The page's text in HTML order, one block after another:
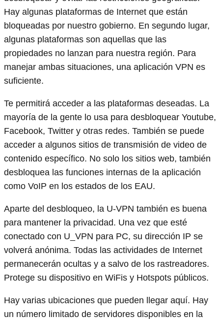
Hay algunas plataformas de Internet que están
bloqueadas por nuestro gobierno. En segundo lugar,
algunas plataformas son aquellas que las
propiedades no lanzan para nuestra región. Para
manejar ambas situaciones, una aplicación VPN es
suficiente.
Te permitirá acceder a las plataformas deseadas. La
mayoría de la gente lo usa para desbloquear Youtube,
Facebook, Twitter y otras redes. También se puede
acceder a algunos sitios de transmisión de video de
contenido específico. No solo los sitios web, también
desbloquea las funciones internas de la aplicación
como VoIP en los estados de los EAU.
Aparte del desbloqueo, la U-VPN también es buena
para mantener la privacidad. Una vez que esté
conectado con U_VPN para PC, su dirección IP se
volverá anónima. Todas las actividades de Internet
permanecerán ocultas y a salvo de los rastreadores.
Protege su dispositivo en WiFis y Hotspots públicos.
Hay varias ubicaciones que pueden llegar aquí. Hay
un número limitado de servidores disponibles en la